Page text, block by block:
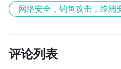
网络安全，钓鱼攻击，终端
评论列表